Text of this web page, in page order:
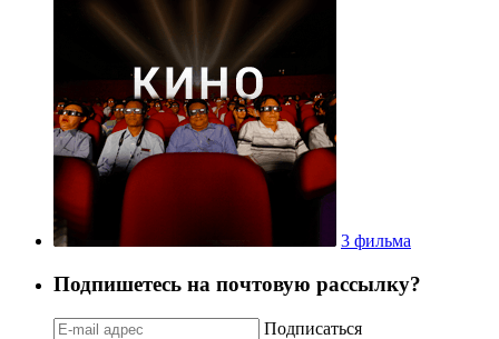
3 фильма
Подпишетесь на почтовую рассылку?
Подписаться